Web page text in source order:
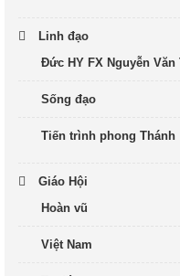
Linh đạo
Đức HY FX Nguyễn Văn
Sống đạo
Tiến trình phong Thánh
Giáo Hội
Hoàn vũ
Việt Nam